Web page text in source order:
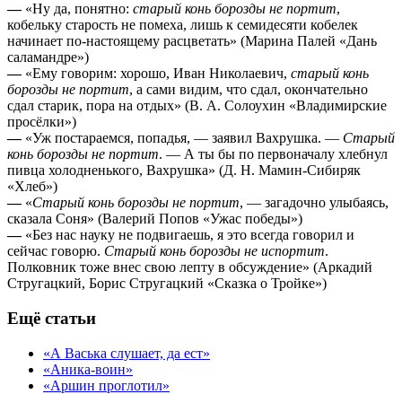
—«Ну да, понятно: старый конь борозды не портит,
кобельку старость не помеха, лишь к семидесяти кобелек
начинает по-настоящему расцветать» (Марина Палей «Дань
саламандре»)
—«Ему говорим: хорошо, Иван Николаевич, старый конь
борозды не портит, а сами видим, что сдал, окончательно
сдал старик, пора на отдых» (В. А. Солоухин «Владимирские
просёлки»)
—«Уж постараемся, попадья, ― заявил Вахрушка. ― Старый
конь борозды не портит. ― А ты бы по первоначалу хлебнул
пивца холодненького, Вахрушка» (Д. Н. Мамин-Сибиряк
«Хлеб»)
—«Старый конь борозды не портит, ― загадочно улыбаясь,
сказала Соня» (Валерий Попов «Ужас победы»)
—«Без нас науку не подвигаешь, я это всегда говорил и
сейчас говорю. Старый конь борозды не испортит.
Полковник тоже внес свою лепту в обсуждение» (Аркадий
Стругацкий, Борис Стругацкий «Сказка о Тройке»)
Ещё статьи
«А Васька слушает, да ест»
«Аника-воин»
«Аршин проглотил»